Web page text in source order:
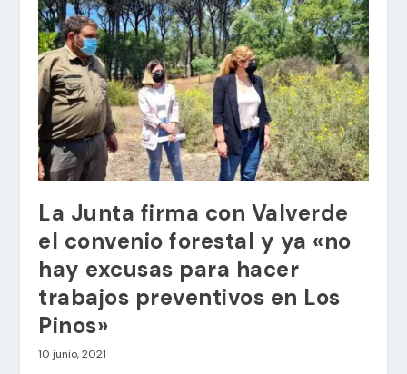
La Junta firma con Valverde
el convenio forestal y ya «no
hay excusas para hacer
trabajos preventivos en Los
Pinos»
10 junio, 2021